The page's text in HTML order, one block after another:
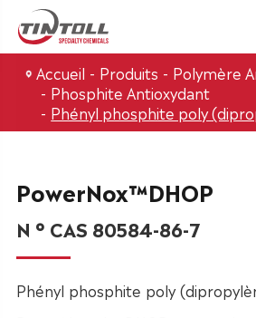
Accueil Produits
Polymère
Phosphite Antioxydant
Phényl phosphite poly
PowerNox™DHOP
N ° CAS 80584-86-7
Phényl phosphite poly